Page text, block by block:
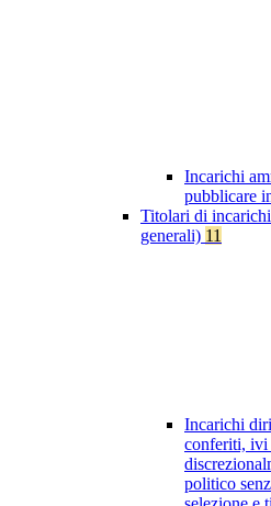
Incarichi
pubblicare
Titolari di
generali) 11
Incarichi
conferiti, ivi
politico